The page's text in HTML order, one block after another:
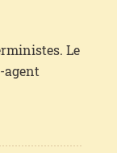
Le
agent